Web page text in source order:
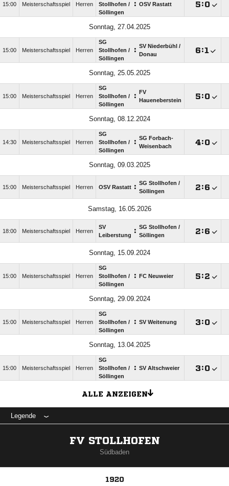
15:00 Meisterschaftsspiel Herren
Stollhofen /​
Söllingen
: OSV Rastatt :
Sonntag, 27.04.2025
15:00 Meisterschaftsspiel Herren
SG
Stollhofen /​
Söllingen
: SV Niederbühl /​
Donau
:
Sonntag, 25.05.2025
15:00 Meisterschaftsspiel Herren
SG
Stollhofen /​
Söllingen
:
FV
Haueneberstein
:
Sonntag, 08.12.2024
14:30 Meisterschaftsspiel Herren
SG
Stollhofen /​
Söllingen
: SG Forbach-
Weisenbach
:
Sonntag, 09.03.2025
15:00 Meisterschaftsspiel Herren OSV Rastatt : SG Stollhofen /​
Söllingen
:
Samstag, 16.05.2026
18:00 Meisterschaftsspiel Herren
SV
Leiberstung : SG Stollhofen /​
Söllingen
:
Sonntag, 15.09.2024
15:00 Meisterschaftsspiel Herren
SG
Stollhofen /​
Söllingen
: FC Neuweier :
Sonntag, 29.09.2024
15:00 Meisterschaftsspiel Herren
SG
Stollhofen /​
Söllingen
: SV Weitenung :
Sonntag, 13.04.2025
15:00 Meisterschaftsspiel Herren
SG
Stollhofen /​
Söllingen
: SV Altschweier :
ALLE ANZEIGEN
Legende
FV STOLLHOFEN
Südbaden
1920